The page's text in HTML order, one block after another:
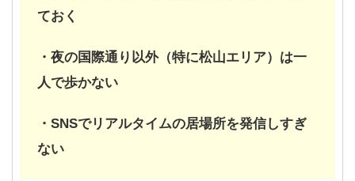
ておく
・夜の国際通り以外（特に松山エリア）は一
人で歩かない
・SNSでリアルタイムの居場所を発信しすぎ
ない